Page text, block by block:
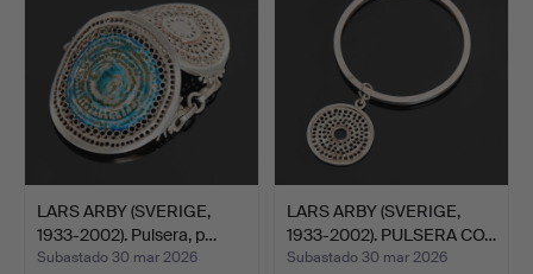
LARS ARBY (SVERIGE,
1933-2002). Pulsera, p…
Subastado 30 mar 2026
LARS ARBY (SVERIGE,
1933-2002). PULSERA CO…
Subastado 30 mar 2026